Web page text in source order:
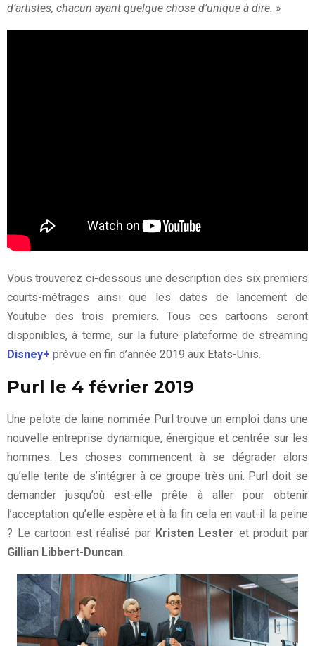
d’artistes, chacun ayant quelque chose d’unique à dire. »
Vous trouverez ci-dessous une description des six premiers
courts-métrages ainsi que les dates de lancement de
Youtube des trois premiers. Tous ces cartoons seront
disponibles, à terme, sur la future plateforme de streaming
Disney+ prévue en fin d’année 2019 aux Etats-Unis.
Purl le 4 février 2019
Une pelote de laine nommée Purl trouve un emploi dans une
nouvelle entreprise dynamique, énergique et centrée sur les
hommes. Les choses commencent à se dégrader alors
qu’elle tente de s’intégrer à ce groupe très uni. Purl doit se
demander jusqu’où est-elle prête à aller pour obtenir
l’acceptation qu’elle espère et à la fin cela en vaut-il la peine
? Le cartoon est réalisé par Kristen Lester et produit par
Gillian Libbert-Duncan